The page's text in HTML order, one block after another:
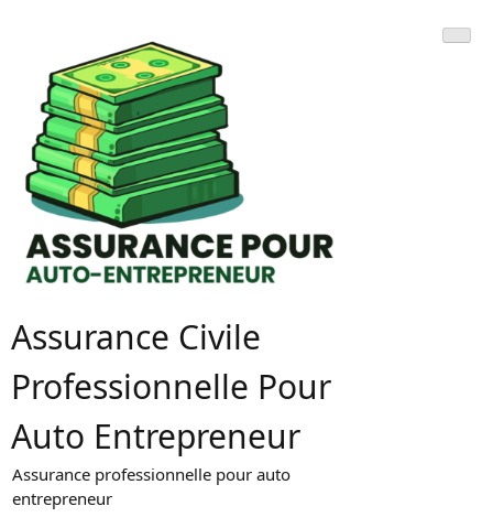
content
Assurance Civile
Professionnelle Pour
Auto Entrepreneur
Assurance professionnelle pour auto
entrepreneur